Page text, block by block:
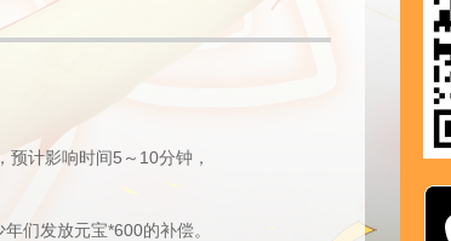
计影响时间5～10分钟，
们发放元宝*600的补偿。